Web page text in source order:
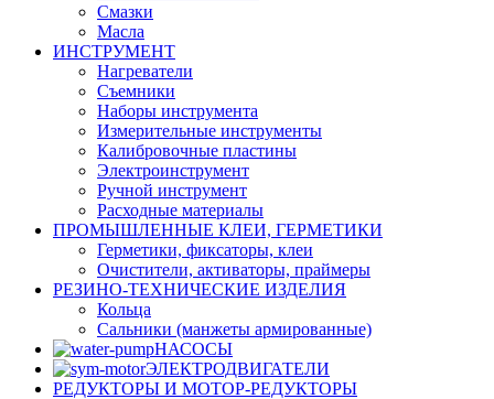
Смазки
Масла
ИНСТРУМЕНТ
Нагреватели
Съемники
Наборы инструмента
Измерительные инструменты
Калибровочные пластины
Электроинструмент
Ручной инструмент
Расходные материалы
ПРОМЫШЛЕННЫЕ КЛЕИ, ГЕРМЕТИКИ
Герметики, фиксаторы, клеи
Очистители, активаторы, праймеры
РЕЗИНО-ТЕХНИЧЕСКИЕ ИЗДЕЛИЯ
Кольца
Сальники (манжеты армированные)
НАСОСЫ
ЭЛЕКТРОДВИГАТЕЛИ
РЕДУКТОРЫ И МОТОР-РЕДУКТОРЫ